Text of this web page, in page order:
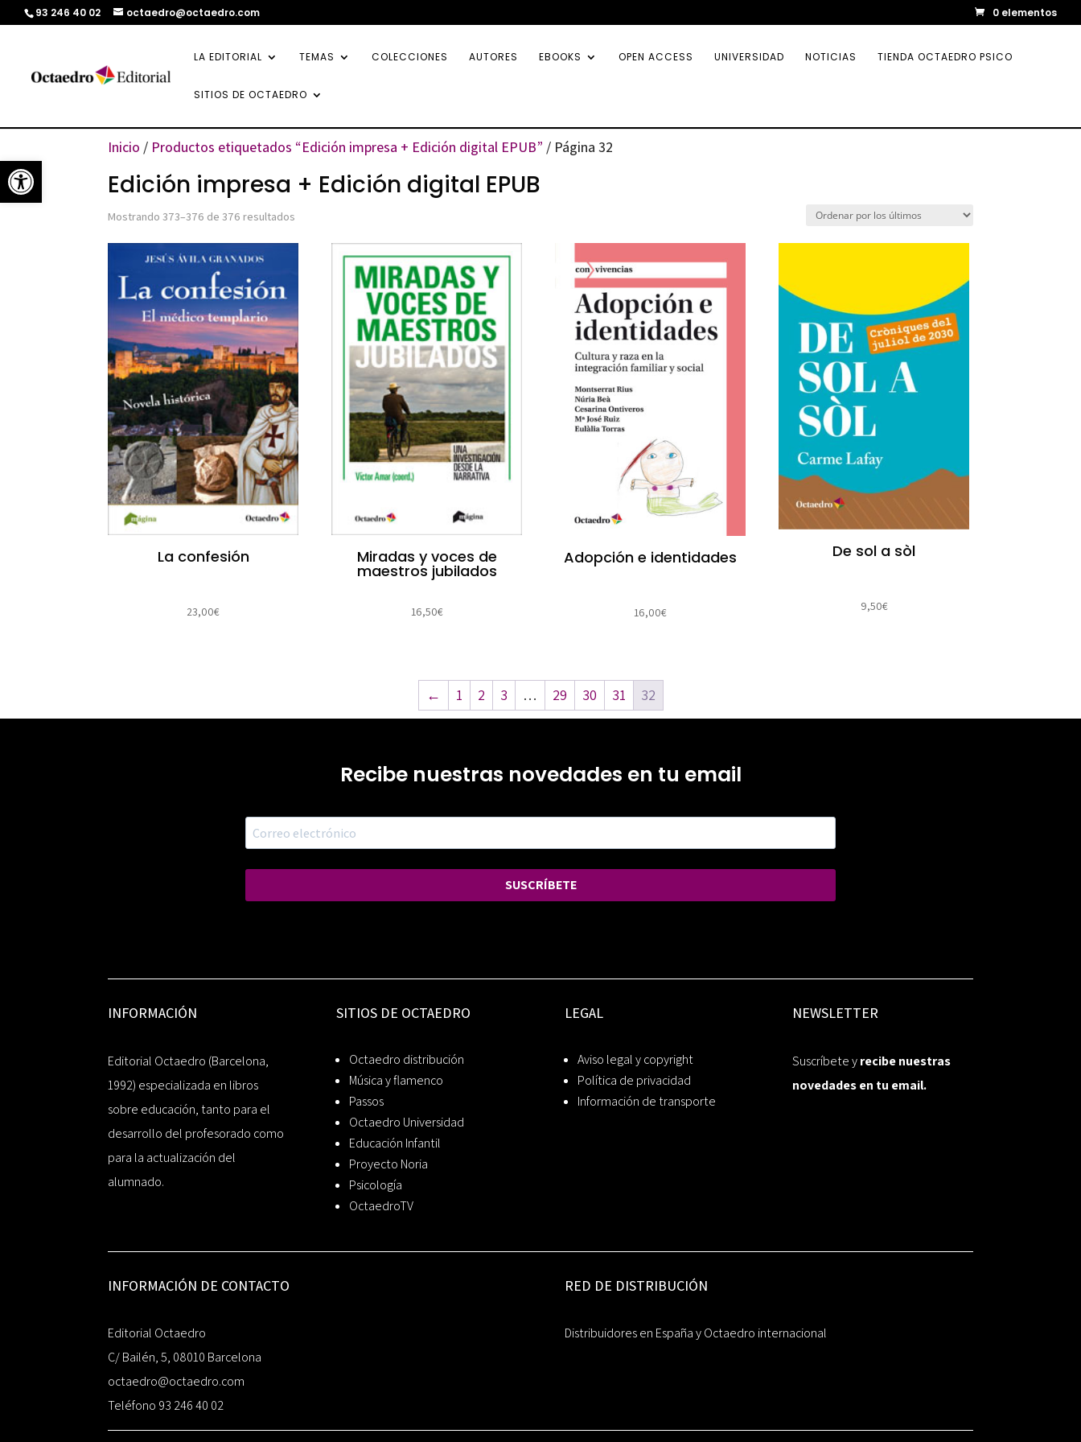
Abrir barra de herramientas
93 246 40 02 octaedro@octaedro.com 0 elementos
LA EDITORIAL TEMAS COLECCIONES AUTORES EBOOKS OPEN ACCESS UNIVERSIDAD NOTICIAS TIENDA OCTAEDRO PSICO
SITIOS DE OCTAEDRO
Inicio / Productos etiquetados “Edición impresa + Edición digital EPUB” / Página 32
Edición impresa + Edición digital EPUB
Mostrando 373–376 de 376 resultados
por
La confesión
23,00€
Miradas y voces de
maestros jubilados
16,50€
Adopción e identidades
16,00€
De sol a sòl
9,50€
← 1 2 3 … 29 30 31 32
Recibe nuestras novedades en tu email
SUSCRÍBETE
INFORMACIÓN
Editorial Octaedro (Barcelona,
1992) especializada en libros
sobre educación, tanto para el
desarrollo del profesorado como
para la actualización del
alumnado.
SITIOS DE OCTAEDRO
Octaedro distribución
Música y flamenco
Passos
Octaedro Universidad
Educación Infantil
Proyecto Noria
Psicología
OctaedroTV
LEGAL
Aviso legal y copyright
Política de privacidad
Información de transporte
NEWSLETTER
Suscríbete yrecibe nuestras
novedades en tu email.
INFORMACIÓN DE CONTACTO
Editorial Octaedro
C/ Bailén, 5, 08010 Barcelona
octaedro@octaedro.com
Teléfono 93 246 40 02
RED DE DISTRIBUCIÓN
Distribuidores en España y Octaedro internacional